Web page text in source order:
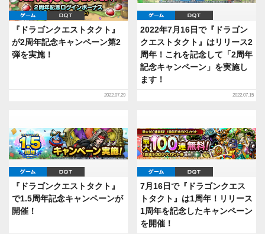
ゲーム DQT
『ドラゴンクエストタクト』
が2周年記念キャンペーン第2
弾を実施！
2022.07.29
ゲーム
2022年7月16日で『ドラゴン
クエストタクト』はリリース2
周年！これを記念して「2周年
記念キャンペーン」を実施し
ます！
2022.07.15
ゲーム
『ドラゴンクエストタクト』
で1.5周年記念キャンペーンが
開催！
ゲーム
7月16日で『ドラゴンクエス
トタクト』は1周年！リリース
1周年を記念したキャンペーン
を開催！